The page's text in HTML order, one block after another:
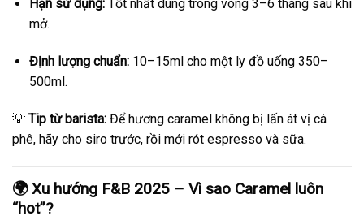
Hạn sử dụng:Tốt nhất dùng trong vòng 3–6 tháng sau khi
mở.
Định lượng chuẩn:10–15ml cho một ly đồ uống 350–
500ml.
💡 Tip từ barista: Để hương caramel không bị lấn át vị cà
phê, hãy cho siro trước, rồi mới rót espresso và sữa.
🌍 Xu hướng F&B 2025 – Vì sao Caramel luôn
“hot”?